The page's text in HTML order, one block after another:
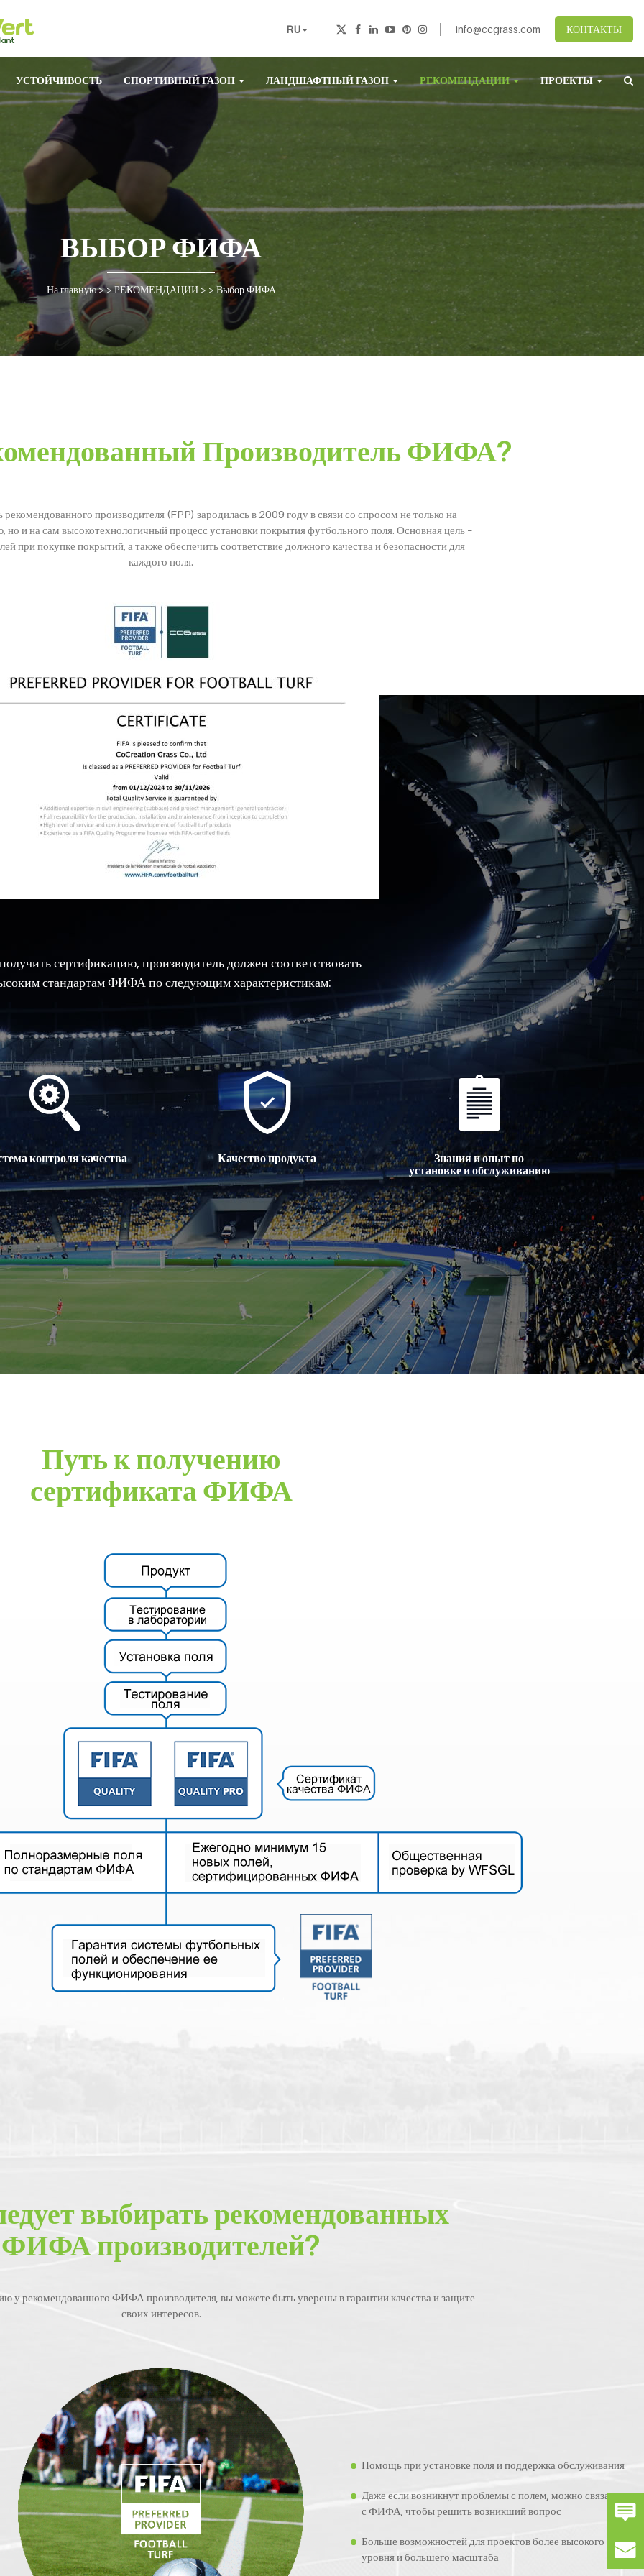
RU info@ccgrass.com КОНТАКТЫ
УСТОЙЧИВОСТЬ СПОРТИВНЫЙ ГАЗОН ЛАНДШАФТНЫЙ ГАЗОН РЕКОМЕНДАЦИИ ПРОЕКТЫ
ВЫБОР ФИФА
На главную> >РЕКОМЕНДАЦИИ> >Выбор ФИФА
Производитель ФИФА?
производителя (FPP) зародилась в 2009 году в связи со спросом не только на
и на сам высокотехнологичный процесс установки покрытия футбольного поля. Основная цель –
при покупке покрытий, а также обеспечить соответствие должного качества и безопасности для
каждого поля.
сертификацию, производитель должен соответствовать
стандартам ФИФА по следующим характеристикам:
контроля качества Качество продукта
Знания и опыт по
установке и обслуживанию
Путь к получению
сертификата ФИФА
выбирать рекомендованных
ФИФА производителей?
у рекомендованного ФИФА производителя, вы можете быть уверены в гарантии качества и защите
своих интересов.
Помощь при установке поля и поддержка обслуживания
Даже если возникнут проблемы с полем, можно связаться
с ФИФА, чтобы решить возникший вопрос
Больше возможностей для проектов более высокого
уровня и большего масштаба